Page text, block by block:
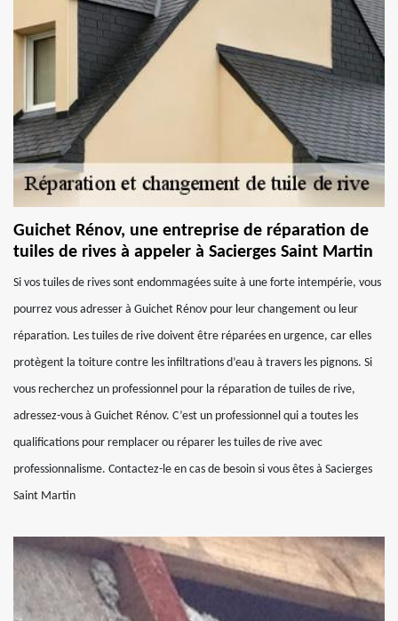
Guichet Rénov, une entreprise de réparation de
tuiles de rives à appeler à Sacierges Saint Martin
Si vos tuiles de rives sont endommagées suite à une forte intempérie, vous
pourrez vous adresser à Guichet Rénov pour leur changement ou leur
réparation. Les tuiles de rive doivent être réparées en urgence, car elles
protègent la toiture contre les infiltrations d’eau à travers les pignons. Si
vous recherchez un professionnel pour la réparation de tuiles de rive,
adressez-vous à Guichet Rénov. C’est un professionnel qui a toutes les
qualifications pour remplacer ou réparer les tuiles de rive avec
professionnalisme. Contactez-le en cas de besoin si vous êtes à Sacierges
Saint Martin